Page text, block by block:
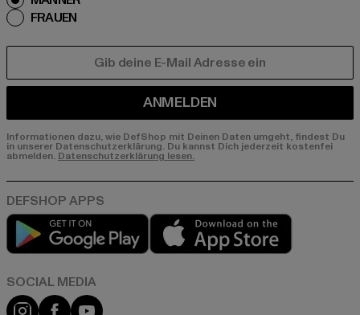
FRAUEN
ANMELDEN
Informationen dazu, wie DefShop mit Deinen Daten umgeht, findest Du
in unserer Datenschutzerklärung. Du kannst Dich jederzeit kostenfei
abmelden. Datenschutzerklärung lesen.
Play market
Instagram
FacebookYouTube